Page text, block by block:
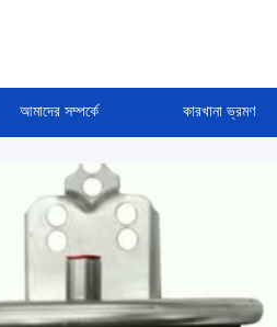
আমাদের সম্পর্কে কারখানা ভ্রমণ